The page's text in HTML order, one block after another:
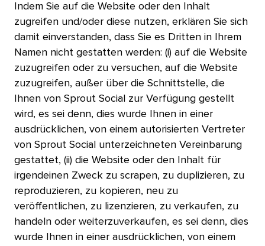
Indem Sie auf die Website oder den Inhalt
zugreifen und/oder diese nutzen, erklären Sie sich
damit einverstanden, dass Sie es Dritten in Ihrem
Namen nicht gestatten werden: (i) auf die Website
zuzugreifen oder zu versuchen, auf die Website
zuzugreifen, außer über die Schnittstelle, die
Ihnen von Sprout Social zur Verfügung gestellt
wird, es sei denn, dies wurde Ihnen in einer
ausdrücklichen, von einem autorisierten Vertreter
von Sprout Social unterzeichneten Vereinbarung
gestattet, (ii) die Website oder den Inhalt für
irgendeinen Zweck zu scrapen, zu duplizieren, zu
reproduzieren, zu kopieren, neu zu
veröffentlichen, zu lizenzieren, zu verkaufen, zu
handeln oder weiterzuverkaufen, es sei denn, dies
wurde Ihnen in einer ausdrücklichen, von einem